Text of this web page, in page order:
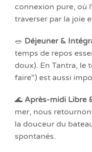
connexion pure, où
traverser par la joie
🥗 Déjeuner &
temps de repos
doux). En Tantra, le
faire") est aussi
🌊 Après-midi Libre
mer, nous
la douceur du
spontanés.